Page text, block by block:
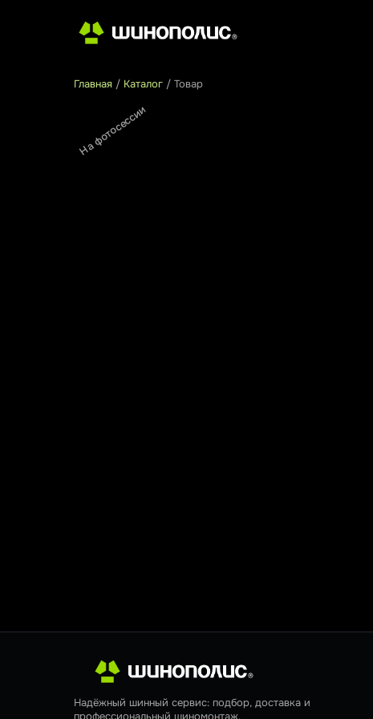
Главная / Каталог / Товар
На фотосессии
Надёжный шинный сервис: подбор, доставка и
профессиональный шиномонтаж.